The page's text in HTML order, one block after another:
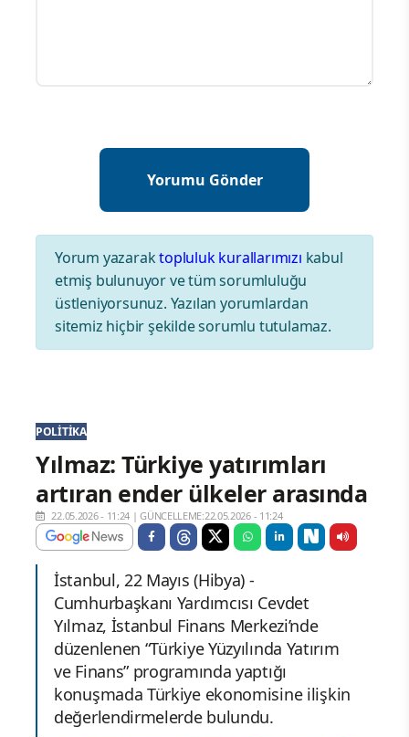
Yorum yazaraktopluluk kurallarımızı kabul
etmiş bulunuyor ve tüm sorumluluğu
üstleniyorsunuz. Yazılan yorumlardan
sitemiz hiçbir şekilde sorumlu tutulamaz.
POLITIKA
Yılmaz: Türkiye yatırımları
artıran ender ülkeler arasında
22.05.2026 - 11:24 |GÜNCELLEME:22.05.2026 - 11:24
İstanbul, 22 Mayıs (Hibya) -
Cumhurbaşkanı Yardımcısı Cevdet
Yılmaz, İstanbul Finans Merkezi’nde
düzenlenen “Türkiye Yüzyılında Yatırım
ve Finans” programında yaptığı
konuşmada Türkiye ekonomisine ilişkin
değerlendirmelerde bulundu.